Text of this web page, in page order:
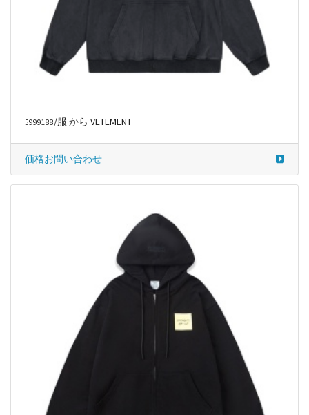
5999188/服 から VETEMENT
価格お問い合わせ